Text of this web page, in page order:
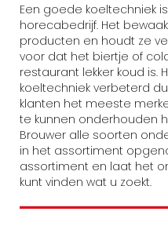
Een goede koeltechniek
horecabedrijf. Het
producten en houdt ze
voor dat het biertje of
restaurant lekker koud is.
koeltechniek verbeterd
klanten het meeste
te kunnen onderhouden
Brouwer alle soorten
in het assortiment
assortiment en laat het
kunt vinden wat u zoekt.